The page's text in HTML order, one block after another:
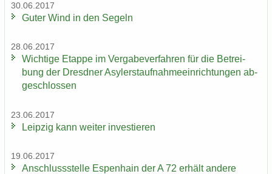
30.06.2017
Guter Wind in den Se­geln
28.06.2017
Wich­ti­ge Etap­pe im Ver­ga­be­ver­fah­ren für die Be­trei­
bung der Dresd­ner Asy­ler­st­auf­nah­me­ein­rich­tun­gen ab­
ge­schlos­sen
23.06.2017
Leip­zig kann wei­ter in­ves­tie­ren
19.06.2017
An­schluss­stel­le Es­pen­hain der A 72 er­hält an­de­re